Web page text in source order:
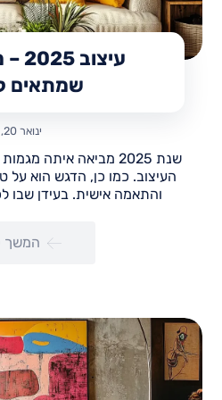
שמתאים
ינואר 20, 2025
שנת 2025 מביאה איתה
העיצוב. כמו כן, הדגש הוא על
והתאמה אישית. בעידן שבו
המשך